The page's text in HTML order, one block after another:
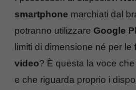
smartphone marchiati dal
potranno utilizzare Google
limiti di dimensione né per le
video? È questa la voce
e che riguarda proprio i